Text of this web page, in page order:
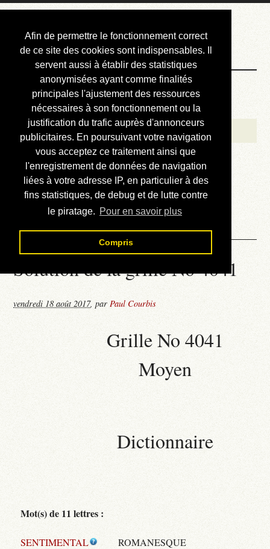
Afin de permettre le fonctionnement correct
de ce site des cookies sont indispensables. Il
servent aussi à établir des statistiques
anonymisées ayant comme finalités
principales l'ajustement des ressources
nécessaires à son fonctionnement ou la
justification du trafic auprès d'annonceurs
publicitaires. En poursuivant votre navigation
vous acceptez ce traitement ainsi que
l'enregistrement de données de navigation
liées à votre adresse IP, en particulier à des
fins statistiques, de debug et de lutte contre
le piratage. Pour en savoir plus
Compris
Courbis, « LE »
Blog Officiel
Bienvenue
Réalisations
Divers (et d’été)
Annonces
Liens externes
Téléchargement
Contact
Solution de la grille No 4041
vendredi 18 août 2017,parPaul Courbis
Grille No 4041
Moyen
Dictionnaire
Mot(s) de 11 lettres :
SENTIMENTAL ROMANESQUE